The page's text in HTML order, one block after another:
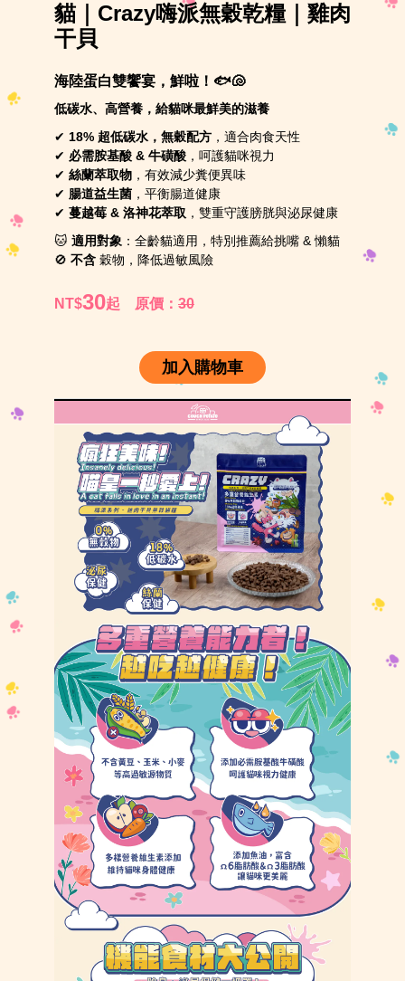
貓｜Crazy嗨派無穀乾糧｜雞肉
干貝
海陸蛋白雙饗宴，鮮啦！🐟🐚
低碳水、高營養，給貓咪最鮮美的滋養
✔ 18% 超低碳水，無穀配方 ，適合肉食天性
✔ 必需胺基酸 & 牛磺酸 ，呵護貓咪視力
✔ 絲蘭萃取物 ，有效減少糞便異味
✔ 腸道益生菌 ，平衡腸道健康
✔ 蔓越莓 & 洛神花萃取 ，雙重守護膀胱與泌尿健康
🐱 適用對象 ：全齡貓適用，特別推薦給挑嘴 & 懶貓
🚫 不含 穀物，降低過敏風險
NT$30起 原價： 30
加入購物車